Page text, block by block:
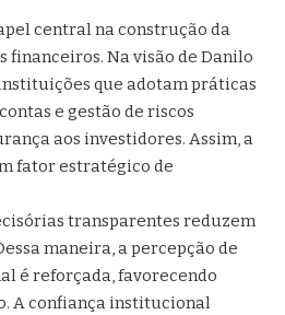
central na construção da
financeiros. Na visão de Danilo
que adotam práticas
e gestão de riscos
aos investidores. Assim, a
fator estratégico de
transparentes reduzem
maneira, a percepção de
é reforçada, favorecendo
A confiança institucional